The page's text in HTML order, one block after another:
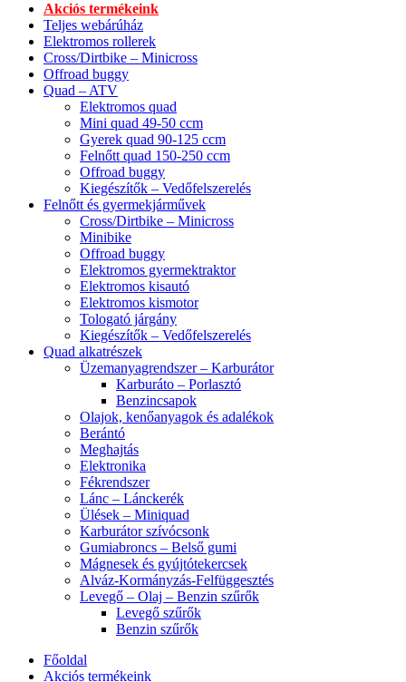
Akciós termékeink
Teljes webárúház
Elektromos rollerek
Cross/Dirtbike – Minicross
Offroad buggy
Quad – ATV
Elektromos quad
Mini quad 49-50 ccm
Gyerek quad 90-125 ccm
Felnőtt quad 150-250 ccm
Offroad buggy
Kiegészítők – Vedőfelszerelés
Felnőtt és gyermekjárművek
Cross/Dirtbike – Minicross
Minibike
Offroad buggy
Elektromos gyermektraktor
Elektromos kisautó
Elektromos kismotor
Tologató járgány
Kiegészítők – Vedőfelszerelés
Quad alkatrészek
Üzemanyagrendszer – Karburátor
Karburáto – Porlasztó
Benzincsapok
Olajok, kenőanyagok és adalékok
Berántó
Meghajtás
Elektronika
Fékrendszer
Lánc – Lánckerék
Ülések – Miniquad
Karburátor szívócsonk
Gumiabroncs – Belső gumi
Mágnesek és gyújtótekercsek
Alváz-Kormányzás-Felfüggesztés
Levegő – Olaj – Benzin szűrők
Levegő szűrők
Benzin szűrők
Főoldal
Akciós termékeink